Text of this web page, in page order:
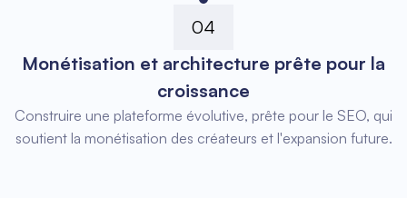
04
Monétisation et architecture prête pour la
croissance
Construire une plateforme évolutive, prête pour le SEO, qui
soutient la monétisation des créateurs et l'expansion future.